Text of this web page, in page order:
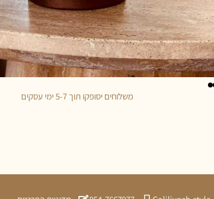
משלוחים יסופקו תוך 5-7 ימי עסקים